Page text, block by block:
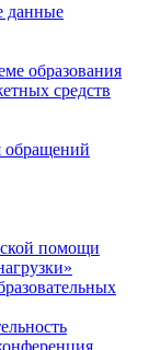
данные
образования
средств
обращений
помощи